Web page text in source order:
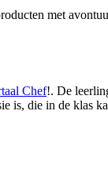
met
Chef!. De
is, die in de klas